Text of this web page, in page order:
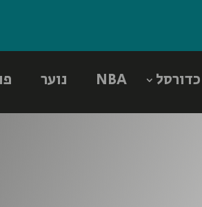
כדורסל NBA נוער